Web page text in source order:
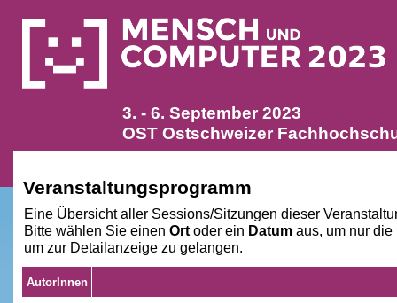
3. - 6. September 2023
OST Ostschweizer
Veranstaltungsprogramm
Eine Übersicht aller Sessions/Sitzungen dieser
Bitte wählen Sie einen Ortoder ein Datumaus, um nur die
um zur Detailanzeige zu gelangen.
AutorInnen